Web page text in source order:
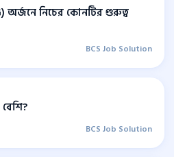
অর্জনে নিচের কোনটির গুরুত্ব
BCS Job Solution
BCS Job Solution